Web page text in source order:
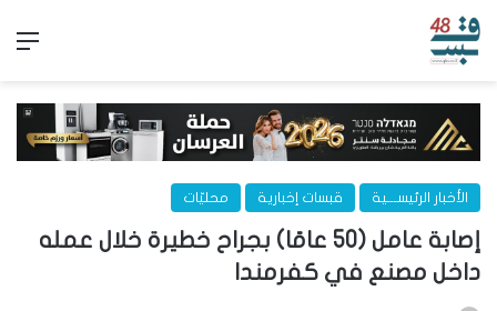
الأخبار الرئيســـية قبسات إخبارية محليّات
إصابة عامل (50 عامًا) بجراح خطيرة خلال عمله
داخل مصنع في كفرمندا